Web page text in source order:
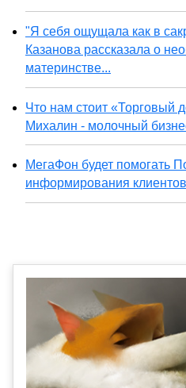
"Я себя ощущала как в
Казанова рассказала о
материнстве...
Что нам стоит «Торговый
Михалин - молочный
МегаФон будет помогать
информирования